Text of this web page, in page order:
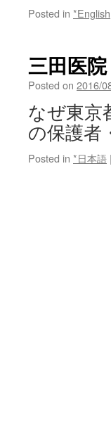
Posted in *English
三田医
Posted on 2016/
なぜ東京
の保護者
Posted in *日本語 |